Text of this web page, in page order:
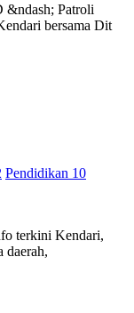
Patroli
bersama Dit
Pendidikan 10
terkini Kendari,
daerah,